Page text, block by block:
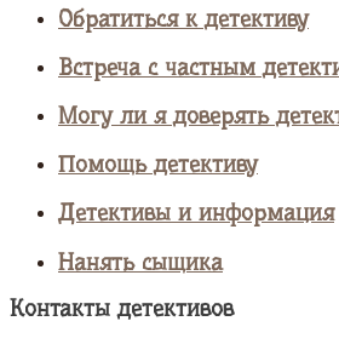
Обратиться к детективу
Встреча с частным
Могу ли я доверять
Помощь детективу
Детективы и информация
Нанять сыщика
Контакты детективов